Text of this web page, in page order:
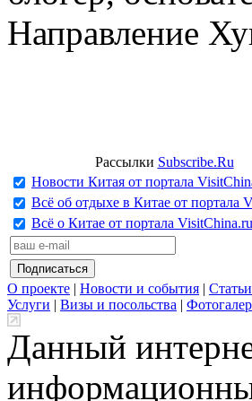
Направление
Рассылки Subscribe.Ru
Новости Китая от портала
Всё об отдыхе в Китае от портала
Всё о Китае от портала VisitChina.ru
О проекте | Новости и события | Статьи
Услуги | Визы и посольства |
Данный